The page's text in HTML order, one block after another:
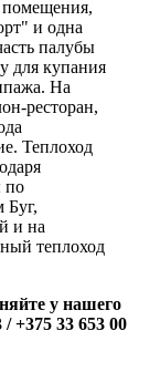
и одна
палубы
для купания
На
ресторан,
Теплоход
по
Буг,
и на
теплоход
у нашего
+375 33 653 00